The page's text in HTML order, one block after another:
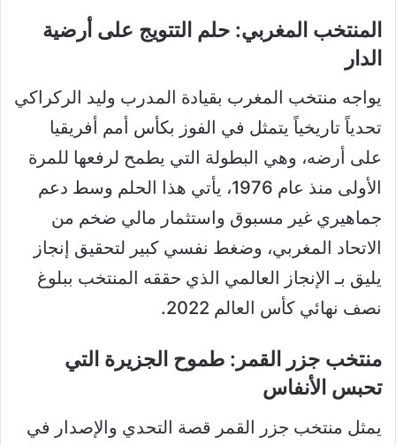
المنتخب المغربي: حلم التتويج على أرضية
الدار
يواجه منتخب المغرب بقيادة المدرب وليد الركراكي
تحدياً تاريخياً يتمثل في الفوز بكأس أمم أفريقيا
على أرضه، وهي البطولة التي يطمح لرفعها للمرة
الأولى منذ عام 1976، يأتي هذا الحلم وسط دعم
جماهيري غير مسبوق واستثمار مالي ضخم من
الاتحاد المغربي، وضغط نفسي كبير لتحقيق إنجاز
يليق بـ الإنجاز العالمي الذي حققه المنتخب ببلوغ
نصف نهائي كأس العالم 2022.
منتخب جزر القمر: طموح الجزيرة التي
تحبس الأنفاس
يمثل منتخب جزر القمر قصة التحدي والإصدار في